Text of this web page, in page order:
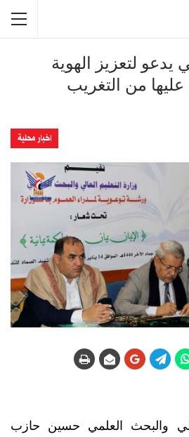
يدعو لتعزيز الهوية
عليها من التغريب
اخبار محلية
والبحث العلمي حسين حازب